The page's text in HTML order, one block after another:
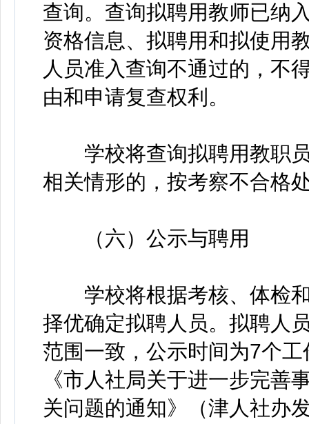
查询。查询拟聘用教师已纳
资格信息、拟聘用和拟使用
人员准入查询不通过的，不
由和申请复查权利。
学校将查询拟聘用教职员
相关情形的，按考察不合格
（六）公示与聘用
学校将根据考核、体检和
择优确定拟聘人员。拟聘人
范围一致，公示时间为7个
《市人社局关于进一步完善
关问题的通知》（津人社办